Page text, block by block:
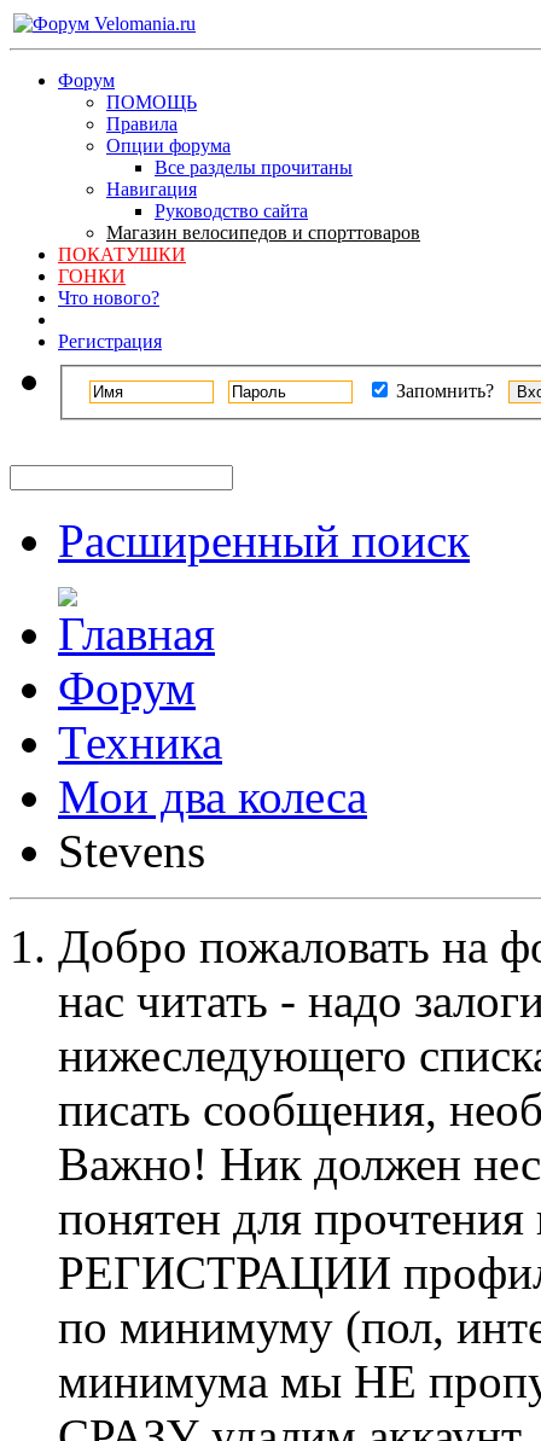
Форум
ПОМОЩЬ
Правила
Опции форума
Все разделы прочитаны
Навигация
Руководство сайта
Магазин велосипедов и спорттоваров
ПОКАТУШКИ
ГОНКИ
Что нового?
Регистрация
Запомнить?
Расширенный поиск
Форум
Техника
Мои два колеса
Stevens
Добро пожаловать на
нас читать - надо
нижеследующего
писать сообщения,
Важно! Ник должен
понятен для
РЕГИСТРАЦИИ профиль
по минимуму (пол,
минимума мы НЕ